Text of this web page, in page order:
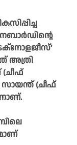
അത്രി
(ചീഫ്